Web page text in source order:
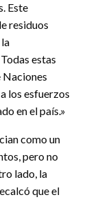
Este
residuos
estas
Naciones
los esfuerzos
en el país.»
como un
pero no
lado, la
que el